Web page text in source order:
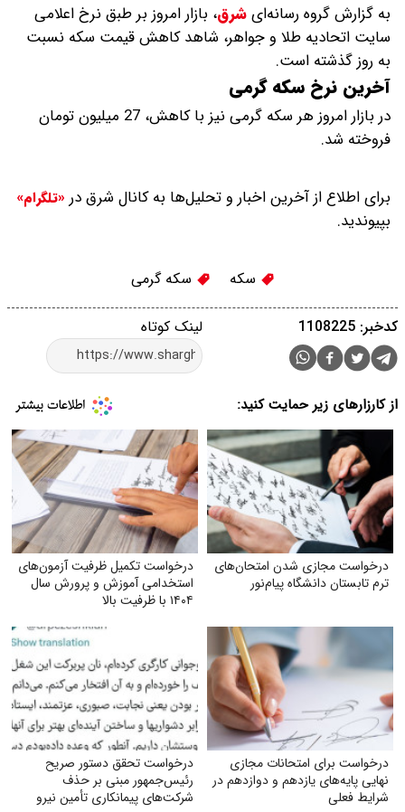
به گزارش گروه رسانه‌ایشرق، بازار امروز بر طبق نرخ اعلامی
سایت اتحادیه طلا و جواهر، شاهد کاهش قیمت‌‌‌‌ سکه نسبت
به روز گذشته است.
آخرین نرخ سکه گرمی
در بازار امروز هر سکه گرمی نیز با کاهش، 27 میلیون تومان
فروخته شد.
برای اطلاع از آخرین اخبار و تحلیل‌ها به کانال شرق در «تلگرام»
بپیوندید.
سکه سکه گرمی
لینک کوتاه کدخبر: 1108225
از کارزارهای زیر حمایت کنید:
درخواست مجازی شدن امتحان‌های
ترم تابستان دانشگاه پیام‌نور
درخواست تکمیل ظرفیت آزمون‌های
استخدامی آموزش و پرورش سال
۱۴۰۴ با ظرفیت بالا
درخواست برای امتحانات مجازی
نهایی پایه‌های یازدهم و دوازدهم در
شرایط فعلی
درخواست تحقق دستور صریح
رئیس‌جمهور مبنی بر حذف
شرکت‌های پیمانکاری تأمین نیرو